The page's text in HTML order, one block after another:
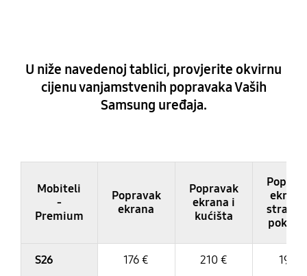
U niže navedenoj tablici, provjerite okvirnu
cijenu vanjamstvenih popravaka Vaših
Samsung uređaja.
Mobiteli
-
Premium
Popravak
ekrana
Popravak
ekrana i
kućišta
S26 176 € 210 € 195 €